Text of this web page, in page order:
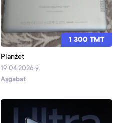
1 300 TMT
Planźet
19.04.2026 ý.
Aşgabat